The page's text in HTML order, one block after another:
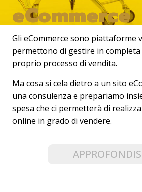
eCommerce
Gli eCommerce sono piattaforme
permettono di gestire in
proprio processo di vendita.
Ma cosa si cela dietro a un sito
una consulenza e prepariamo
spesa che ci permetterà di
online in grado di vendere.